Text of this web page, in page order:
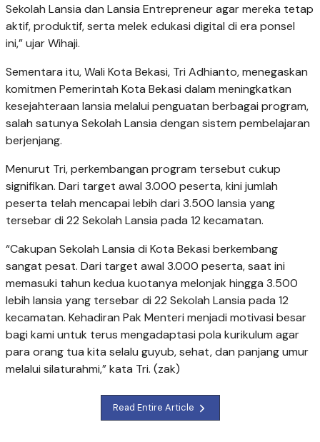
Sekolah Lansia dan Lansia Entrepreneur agar mereka tetap
aktif, produktif, serta melek edukasi digital di era ponsel
ini,” ujar Wihaji.
Sementara itu, Wali Kota Bekasi, Tri Adhianto, menegaskan
komitmen Pemerintah Kota Bekasi dalam meningkatkan
kesejahteraan lansia melalui penguatan berbagai program,
salah satunya Sekolah Lansia dengan sistem pembelajaran
berjenjang.
Menurut Tri, perkembangan program tersebut cukup
signifikan. Dari target awal 3.000 peserta, kini jumlah
peserta telah mencapai lebih dari 3.500 lansia yang
tersebar di 22 Sekolah Lansia pada 12 kecamatan.
“Cakupan Sekolah Lansia di Kota Bekasi berkembang
sangat pesat. Dari target awal 3.000 peserta, saat ini
memasuki tahun kedua kuotanya melonjak hingga 3.500
lebih lansia yang tersebar di 22 Sekolah Lansia pada 12
kecamatan. Kehadiran Pak Menteri menjadi motivasi besar
bagi kami untuk terus mengadaptasi pola kurikulum agar
para orang tua kita selalu guyub, sehat, dan panjang umur
melalui silaturahmi,” kata Tri. (zak)
Read Entire Article